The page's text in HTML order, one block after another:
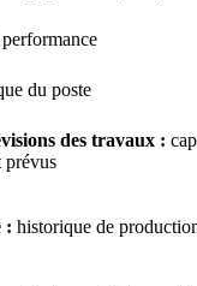
du poste
des travaux :
prévus
: historique de